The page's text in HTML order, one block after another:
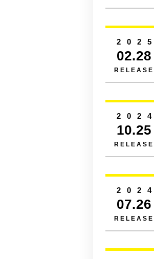
2025
02.28
RELEASE
2024
10.25
RELEASE
2024
07.26
RELEASE